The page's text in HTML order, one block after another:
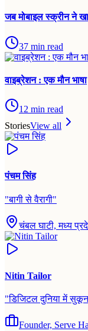
जब मोबाइल स्क्रीन ने
37 min read
वाइब्रेशन : एक मौन भाषा
12 min read
StoriesView all
पंचम सिंह
"बागी से वैरागी"
चंबल घाटी, मध्य
Nitin Tailor
"डिजिटल दुनिया में
Founder, Serve